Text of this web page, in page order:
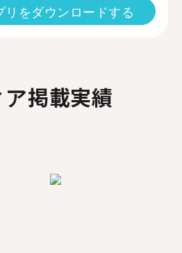
リをダウンロードする
掲載実績